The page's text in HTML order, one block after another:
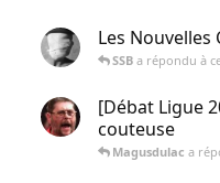
Les Nouvelles
SSB a répondu à
[Débat Ligue
couteuse
Magusdulac a